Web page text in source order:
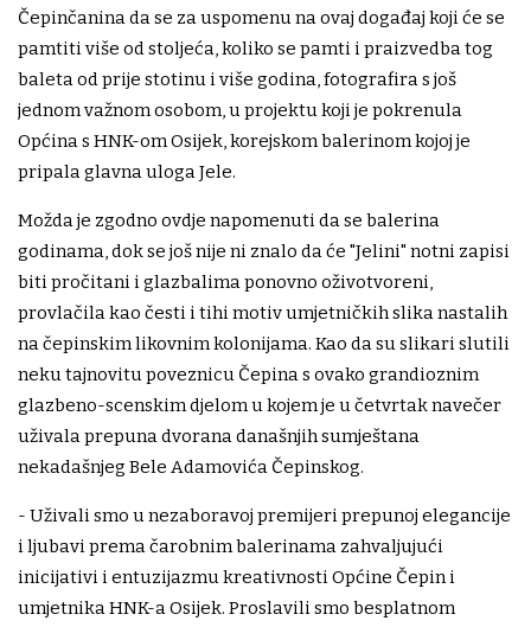
Čepinčanina da se za uspomenu na ovaj događaj koji će se
pamtiti više od stoljeća, koliko se pamti i praizvedba tog
baleta od prije stotinu i više godina, fotografira s još
jednom važnom osobom, u projektu koji je pokrenula
Općina s HNK-om Osijek, korejskom balerinom kojoj je
pripala glavna uloga Jele.
Možda je zgodno ovdje napomenuti da se balerina
godinama, dok se još nije ni znalo da će "Jelini" notni zapisi
biti pročitani i glazbalima ponovno oživotvoreni,
provlačila kao česti i tihi motiv umjetničkih slika nastalih
na čepinskim likovnim kolonijama. Kao da su slikari slutili
neku tajnovitu poveznicu Čepina s ovako grandioznim
glazbeno-scenskim djelom u kojem je u četvrtak navečer
uživala prepuna dvorana današnjih sumještana
nekadašnjeg Bele Adamovića Čepinskog.
- Uživali smo u nezaboravoj premijeri prepunoj elegancije
i ljubavi prema čarobnim balerinama zahvaljujući
inicijativi i entuzijazmu kreativnosti Općine Čepin i
umjetnika HNK-a Osijek. Proslavili smo besplatnom